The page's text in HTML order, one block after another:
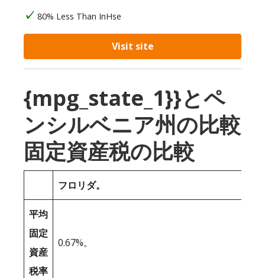
80% Less Than InHse
Visit site
{mpg_state_1}}とペ
ンシルベニア州の比較
固定資産税の比較
フロリダ。
平均
固定
資産
税率
0.67%。